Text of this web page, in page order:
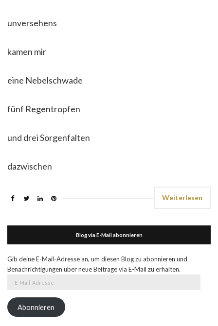
unversehens
kamen mir
eine Nebelschwade
fünf Regentropfen
und drei Sorgenfalten
dazwischen
Weiterlesen
Blog via E-Mail abonnieren
Gib deine E-Mail-Adresse an, um diesen Blog zu abonnieren und
Benachrichtigungen über neue Beiträge via E-Mail zu erhalten.
Adresse
Abonnieren